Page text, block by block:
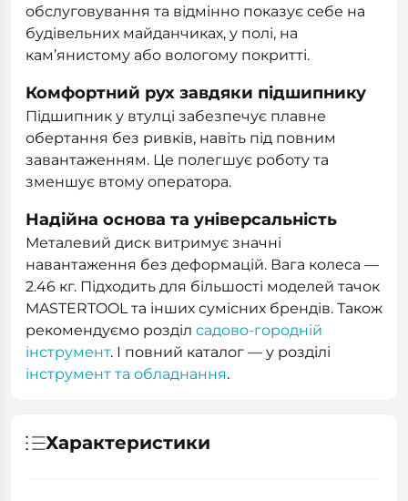
обслуговування та відмінно показує себе на
будівельних майданчиках, у полі, на
кам’янистому або вологому покритті.
Комфортний рух завдяки підшипнику
Підшипник у втулці забезпечує плавне
обертання без ривків, навіть під повним
завантаженням. Це полегшує роботу та
зменшує втому оператора.
Надійна основа та універсальність
Металевий диск витримує значні
навантаження без деформацій. Вага колеса —
2.46 кг. Підходить для більшості моделей тачок
MASTERTOOL та інших сумісних брендів. Також
рекомендуємо розділ садово-городній
інструмент. І повний каталог — у розділі
інструмент та обладнання.
Характеристики